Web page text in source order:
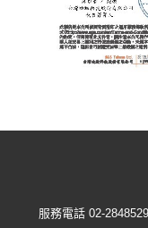
服務電話 02-